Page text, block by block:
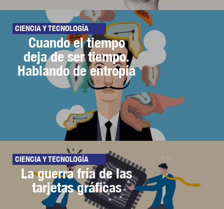
CIENCIA Y TECNOLOGÍA
Cuando el tiempo
deja de ser tiempo.
Hablando de entropía
CIENCIA Y TECNOLOGÍA
La guerra fría de las
tarjetas gráficas